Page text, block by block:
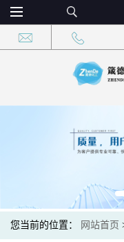
您当前的位置： 网站首页